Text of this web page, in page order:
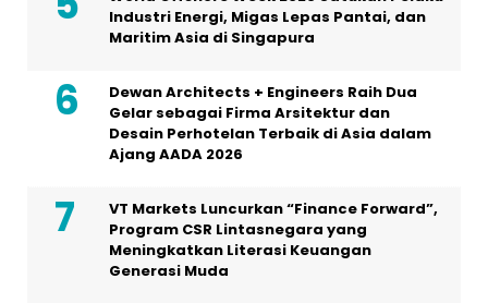
Industri Energi, Migas Lepas Pantai, dan
Maritim Asia di Singapura
Dewan Architects + Engineers Raih Dua
Gelar sebagai Firma Arsitektur dan
Desain Perhotelan Terbaik di Asia dalam
Ajang AADA 2026
VT Markets Luncurkan “Finance Forward”,
Program CSR Lintasnegara yang
Meningkatkan Literasi Keuangan
Generasi Muda